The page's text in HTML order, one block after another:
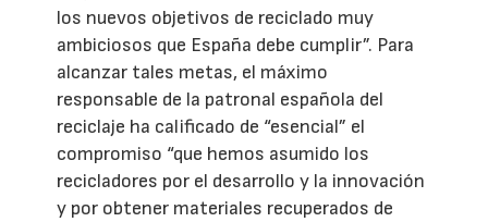
los nuevos objetivos de reciclado muy
ambiciosos que España debe cumplir”. Para
alcanzar tales metas, el máximo
responsable de la patronal española del
reciclaje ha calificado de “esencial” el
compromiso “que hemos asumido los
recicladores por el desarrollo y la innovación
y por obtener materiales recuperados de